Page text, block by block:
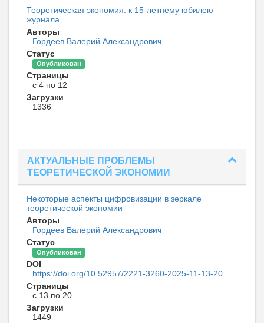
Теоретическая экономия: к 15-летнему юбилею
журнала
Авторы
Гордеев Валерий Александрович
Статус
Опубликован
Страницы
с 4 по 12
Загрузки
1336
АКТУАЛЬНЫЕ ПРОБЛЕМЫ
ТЕОРЕТИЧЕСКОЙ ЭКОНОМИИ
Некоторые аспекты цифровизации в зеркале
теоретической экономии
Авторы
Гордеев Валерий Александрович
Статус
Опубликован
DOI
https://doi.org/10.52957/2221-3260-2025-11-13-20
Страницы
с 13 по 20
Загрузки
1449